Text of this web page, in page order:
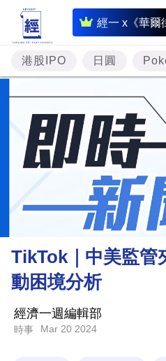
經一 x《華爾
即
時
財
經
專
題
投
資
樓
市
財
商
業
科
港股IPO 日圓
TikTok｜中美監管
動困境分析
經濟一週編輯部
時事 Mar 20 2024